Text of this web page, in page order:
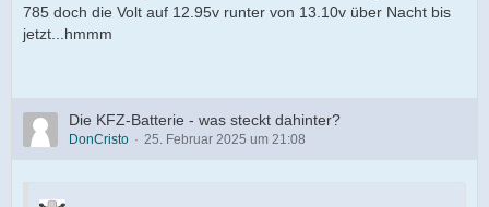
785 doch die Volt auf 12.95v runter von 13.10v über Nacht bis
jetzt...hmmm
Die KFZ-Batterie - was steckt dahinter?
DonCristo 25. Februar 2025 um 21:08